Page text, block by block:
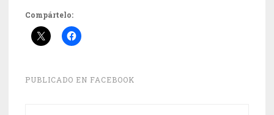
Compártelo:
PUBLICADO EN FACEBOOK